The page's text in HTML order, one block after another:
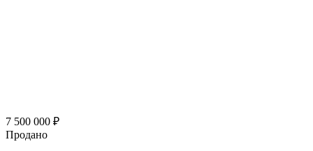
7 500 000 ₽
Продано